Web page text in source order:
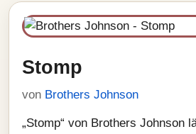
Stomp
von Brothers Johnson
„Stomp“ von Brothers Johnson